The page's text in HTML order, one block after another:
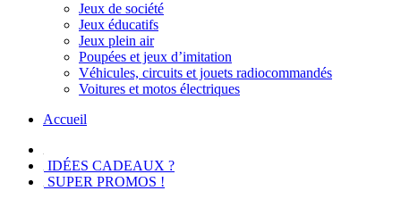
Jeux de société
Jeux éducatifs
Jeux plein air
Poupées et jeux d’imitation
Véhicules, circuits et jouets radiocommandés
Voitures et motos électriques
Accueil
IDÉES CADEAUX ?
SUPER PROMOS !